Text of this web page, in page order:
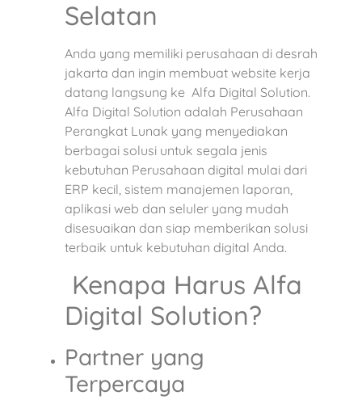
Selatan
Anda yang memiliki perusahaan di desrah
jakarta dan ingin membuat website kerja
datang langsung ke Alfa Digital Solution.
Alfa Digital Solution adalah Perusahaan
Perangkat Lunak yang menyediakan
berbagai solusi untuk segala jenis
kebutuhan Perusahaan digital mulai dari
ERP kecil, sistem manajemen laporan,
aplikasi web dan seluler yang mudah
disesuaikan dan siap memberikan solusi
terbaik untuk kebutuhan digital Anda.
Kenapa Harus Alfa
Digital Solution?
Partner yang
Terpercaya